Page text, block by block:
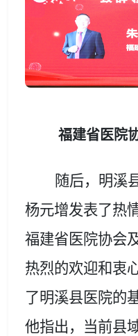
福建省医院
随后，明溪
杨元增发表了热
福建省医院协会
热烈的欢迎和衷
了明溪县医院的
他指出，当前县